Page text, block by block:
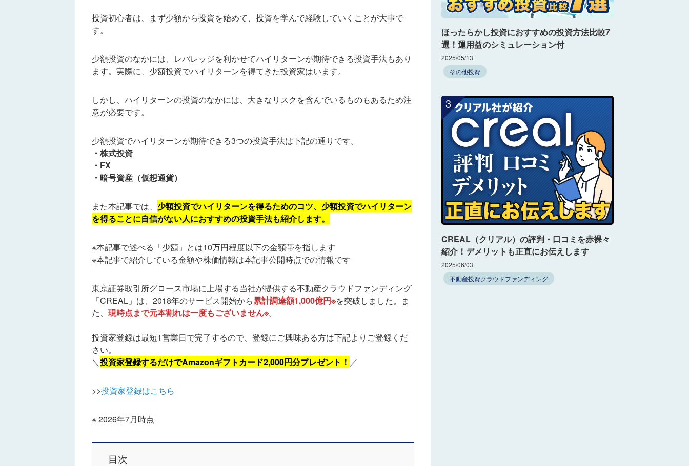
投資初心者は、まず少額から投資を始めて、投資を学んで経験していくことが大事で
す。
少額投資のなかには、レバレッジを利かせてハイリターンが期待できる投資手法もあり
ます。実際に、少額投資でハイリターンを得てきた投資家はいます。
しかし、ハイリターンの投資のなかには、大きなリスクを含んでいるものもあるため注
意が必要です。
少額投資でハイリターンが期待できる3つの投資手法は下記の通りです。
・株式投資
・FX
・暗号資産（仮想通貨）
また本記事では、 少額投資でハイリターンを得るためのコツ、少額投資でハイリターン
を得ることに自信がない人におすすめの投資手法も紹介します。
※本記事で述べる「少額」とは10万円程度以下の金額帯を指します
※本記事で紹介している金額や株価情報は本記事公開時点での情報です
東京証券取引所グロース市場に上場する当社が提供する不動産クラウドファンディング
「CREAL」は、2018年のサービス開始から累計調達額1,000億円※を突破しました。ま
た、 現時点まで元本割れは一度もございません※。
投資家登録は最短1営業日で完了するので、登録にご興味ある方は下記よりご登録くだ
さい。
＼投資家登録するだけでAmazonギフトカード2,000円分プレゼント！ ／
>>投資家登録はこちら
※ 2026年7月時点
目次
ほったらかし投資におすすめの投資方法比較7
選！運用益のシミュレーション付
2025/05/13
その他投資
3
CREAL（クリアル）の評判・口コミを赤裸々
紹介！デメリットも正直にお伝えします
2025/06/03
不動産投資クラウドファンディング